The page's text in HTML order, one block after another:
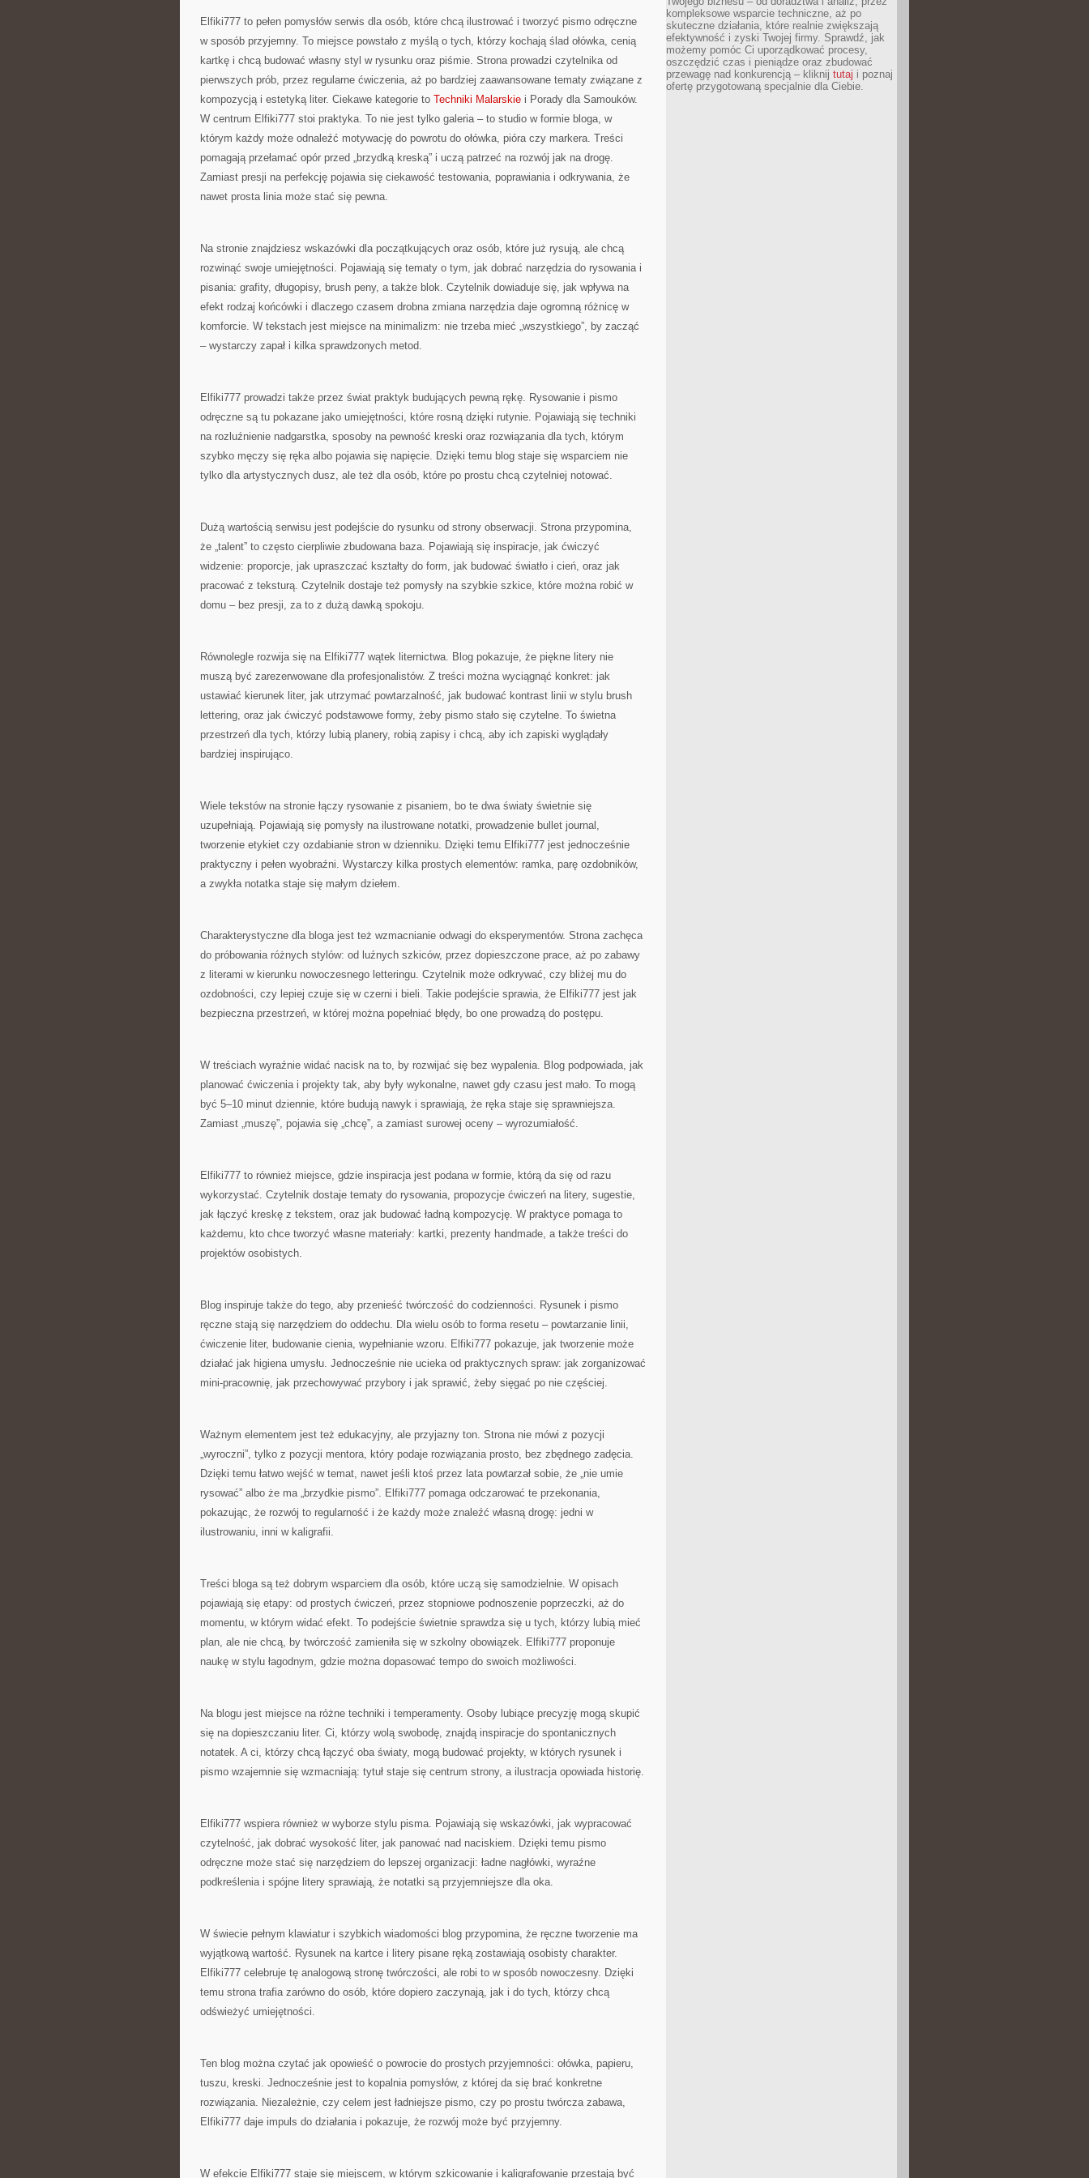
Elfiki777 to pełen pomysłów serwis dla osób, które chcą ilustrować i tworzyć pismo odręczne
w sposób przyjemny. To miejsce powstało z myślą o tych, którzy kochają ślad ołówka, cenią
kartkę i chcą budować własny styl w rysunku oraz piśmie. Strona prowadzi czytelnika od
pierwszych prób, przez regularne ćwiczenia, aż po bardziej zaawansowane tematy związane z
kompozycją i estetyką liter. Ciekawe kategorie to Techniki Malarskie i Porady dla Samouków.
W centrum Elfiki777 stoi praktyka. To nie jest tylko galeria – to studio w formie bloga, w
którym każdy może odnaleźć motywację do powrotu do ołówka, pióra czy markera. Treści
pomagają przełamać opór przed „brzydką kreską” i uczą patrzeć na rozwój jak na drogę.
Zamiast presji na perfekcję pojawia się ciekawość testowania, poprawiania i odkrywania, że
nawet prosta linia może stać się pewna.
Na stronie znajdziesz wskazówki dla początkujących oraz osób, które już rysują, ale chcą
rozwinąć swoje umiejętności. Pojawiają się tematy o tym, jak dobrać narzędzia do rysowania i
pisania: grafity, długopisy, brush peny, a także blok. Czytelnik dowiaduje się, jak wpływa na
efekt rodzaj końcówki i dlaczego czasem drobna zmiana narzędzia daje ogromną różnicę w
komforcie. W tekstach jest miejsce na minimalizm: nie trzeba mieć „wszystkiego”, by zacząć
– wystarczy zapał i kilka sprawdzonych metod.
Elfiki777 prowadzi także przez świat praktyk budujących pewną rękę. Rysowanie i pismo
odręczne są tu pokazane jako umiejętności, które rosną dzięki rutynie. Pojawiają się techniki
na rozluźnienie nadgarstka, sposoby na pewność kreski oraz rozwiązania dla tych, którym
szybko męczy się ręka albo pojawia się napięcie. Dzięki temu blog staje się wsparciem nie
tylko dla artystycznych dusz, ale też dla osób, które po prostu chcą czytelniej notować.
Dużą wartością serwisu jest podejście do rysunku od strony obserwacji. Strona przypomina,
że „talent” to często cierpliwie zbudowana baza. Pojawiają się inspiracje, jak ćwiczyć
widzenie: proporcje, jak upraszczać kształty do form, jak budować światło i cień, oraz jak
pracować z teksturą. Czytelnik dostaje też pomysły na szybkie szkice, które można robić w
domu – bez presji, za to z dużą dawką spokoju.
Równolegle rozwija się na Elfiki777 wątek liternictwa. Blog pokazuje, że piękne litery nie
muszą być zarezerwowane dla profesjonalistów. Z treści można wyciągnąć konkret: jak
ustawiać kierunek liter, jak utrzymać powtarzalność, jak budować kontrast linii w stylu brush
lettering, oraz jak ćwiczyć podstawowe formy, żeby pismo stało się czytelne. To świetna
przestrzeń dla tych, którzy lubią planery, robią zapisy i chcą, aby ich zapiski wyglądały
bardziej inspirująco.
Wiele tekstów na stronie łączy rysowanie z pisaniem, bo te dwa światy świetnie się
uzupełniają. Pojawiają się pomysły na ilustrowane notatki, prowadzenie bullet journal,
tworzenie etykiet czy ozdabianie stron w dzienniku. Dzięki temu Elfiki777 jest jednocześnie
praktyczny i pełen wyobraźni. Wystarczy kilka prostych elementów: ramka, parę ozdobników,
a zwykła notatka staje się małym dziełem.
Charakterystyczne dla bloga jest też wzmacnianie odwagi do eksperymentów. Strona zachęca
do próbowania różnych stylów: od luźnych szkiców, przez dopieszczone prace, aż po zabawy
z literami w kierunku nowoczesnego letteringu. Czytelnik może odkrywać, czy bliżej mu do
ozdobności, czy lepiej czuje się w czerni i bieli. Takie podejście sprawia, że Elfiki777 jest jak
bezpieczna przestrzeń, w której można popełniać błędy, bo one prowadzą do postępu.
W treściach wyraźnie widać nacisk na to, by rozwijać się bez wypalenia. Blog podpowiada, jak
planować ćwiczenia i projekty tak, aby były wykonalne, nawet gdy czasu jest mało. To mogą
być 5–10 minut dziennie, które budują nawyk i sprawiają, że ręka staje się sprawniejsza.
Zamiast „muszę”, pojawia się „chcę”, a zamiast surowej oceny – wyrozumiałość.
Elfiki777 to również miejsce, gdzie inspiracja jest podana w formie, którą da się od razu
wykorzystać. Czytelnik dostaje tematy do rysowania, propozycje ćwiczeń na litery, sugestie,
jak łączyć kreskę z tekstem, oraz jak budować ładną kompozycję. W praktyce pomaga to
każdemu, kto chce tworzyć własne materiały: kartki, prezenty handmade, a także treści do
projektów osobistych.
Blog inspiruje także do tego, aby przenieść twórczość do codzienności. Rysunek i pismo
ręczne stają się narzędziem do oddechu. Dla wielu osób to forma resetu – powtarzanie linii,
ćwiczenie liter, budowanie cienia, wypełnianie wzoru. Elfiki777 pokazuje, jak tworzenie może
działać jak higiena umysłu. Jednocześnie nie ucieka od praktycznych spraw: jak zorganizować
mini-pracownię, jak przechowywać przybory i jak sprawić, żeby sięgać po nie częściej.
Ważnym elementem jest też edukacyjny, ale przyjazny ton. Strona nie mówi z pozycji
„wyroczni”, tylko z pozycji mentora, który podaje rozwiązania prosto, bez zbędnego zadęcia.
Dzięki temu łatwo wejść w temat, nawet jeśli ktoś przez lata powtarzał sobie, że „nie umie
rysować” albo że ma „brzydkie pismo”. Elfiki777 pomaga odczarować te przekonania,
pokazując, że rozwój to regularność i że każdy może znaleźć własną drogę: jedni w
ilustrowaniu, inni w kaligrafii.
Treści bloga są też dobrym wsparciem dla osób, które uczą się samodzielnie. W opisach
pojawiają się etapy: od prostych ćwiczeń, przez stopniowe podnoszenie poprzeczki, aż do
momentu, w którym widać efekt. To podejście świetnie sprawdza się u tych, którzy lubią mieć
plan, ale nie chcą, by twórczość zamieniła się w szkolny obowiązek. Elfiki777 proponuje
naukę w stylu łagodnym, gdzie można dopasować tempo do swoich możliwości.
Na blogu jest miejsce na różne techniki i temperamenty. Osoby lubiące precyzję mogą skupić
się na dopieszczaniu liter. Ci, którzy wolą swobodę, znajdą inspiracje do spontanicznych
notatek. A ci, którzy chcą łączyć oba światy, mogą budować projekty, w których rysunek i
pismo wzajemnie się wzmacniają: tytuł staje się centrum strony, a ilustracja opowiada historię.
Elfiki777 wspiera również w wyborze stylu pisma. Pojawiają się wskazówki, jak wypracować
czytelność, jak dobrać wysokość liter, jak panować nad naciskiem. Dzięki temu pismo
odręczne może stać się narzędziem do lepszej organizacji: ładne nagłówki, wyraźne
podkreślenia i spójne litery sprawiają, że notatki są przyjemniejsze dla oka.
W świecie pełnym klawiatur i szybkich wiadomości blog przypomina, że ręczne tworzenie ma
wyjątkową wartość. Rysunek na kartce i litery pisane ręką zostawiają osobisty charakter.
Elfiki777 celebruje tę analogową stronę twórczości, ale robi to w sposób nowoczesny. Dzięki
temu strona trafia zarówno do osób, które dopiero zaczynają, jak i do tych, którzy chcą
odświeżyć umiejętności.
Ten blog można czytać jak opowieść o powrocie do prostych przyjemności: ołówka, papieru,
tuszu, kreski. Jednocześnie jest to kopalnia pomysłów, z której da się brać konkretne
rozwiązania. Niezależnie, czy celem jest ładniejsze pismo, czy po prostu twórcza zabawa,
Elfiki777 daje impuls do działania i pokazuje, że rozwój może być przyjemny.
W efekcie Elfiki777 staje się miejscem, w którym szkicowanie i kaligrafowanie przestają być
kompleksowe wsparcie techniczne, aż po
skuteczne działania, które realnie zwiększają
efektywność i zyski Twojej firmy. Sprawdź, jak
możemy pomóc Ci uporządkować procesy,
oszczędzić czas i pieniądze oraz zbudować
przewagę nad konkurencją – kliknij tutaj i poznaj
ofertę przygotowaną specjalnie dla Ciebie.